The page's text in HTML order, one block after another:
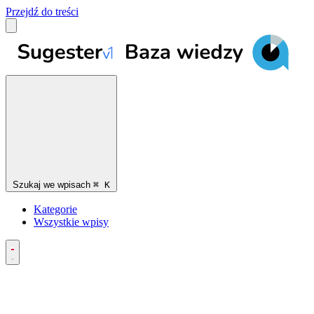
Przejdź do treści
Szukaj we wpisach ⌘ K
Kategorie
Wszystkie wpisy